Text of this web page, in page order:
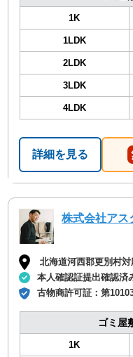
1K
1LDK
2LDK
3LDK
4LDK
詳細を見る
株式会社アス
北海道河西郡更別村対
本人確認証提出確認済
古物商許可証：第
ゴミ屋
1K